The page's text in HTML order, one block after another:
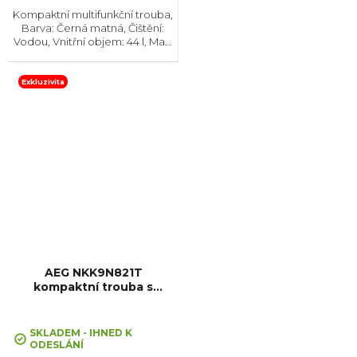
Kompaktní multifunkční trouba,
Barva: Černá matná, Čištění:
Vodou, Vnitřní objem: 44 l, Max.
mm, Výbava: Teplotní sonda,
Exkluzivita
AEG NKK9N821T
kompaktní trouba s
SKLADEM - IHNED K
ODESLÁNÍ